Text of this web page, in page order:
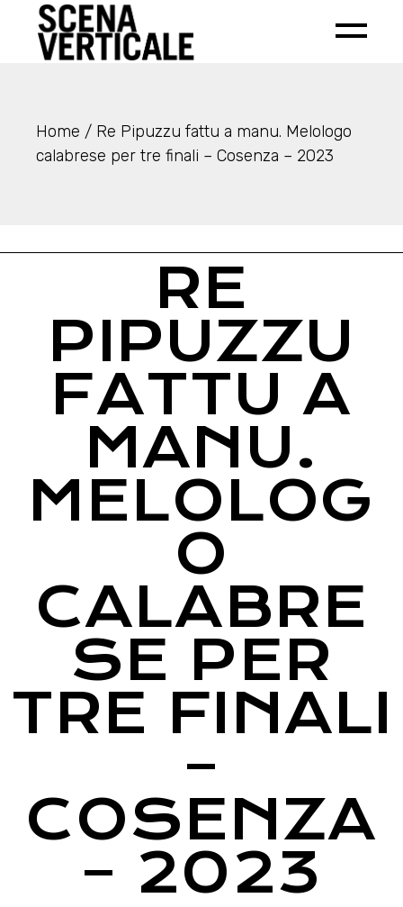
Home
Re Pipuzzu fattu a manu. Melologo
calabrese per tre finali – Cosenza – 2023
RE
PIPUZZU
FATTU A
MANU.
MELOLOG
O
CALABRE
SE PER
TRE FINALI
–
COSENZA
– 2023